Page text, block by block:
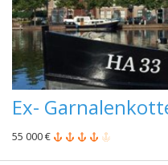
Ex-
55 000 €